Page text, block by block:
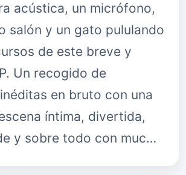
acústica, un micrófono,
salón y un gato pululando
de este breve y
Un recogido de
en bruto con una
íntima, divertida,
y sobre todo con muc…